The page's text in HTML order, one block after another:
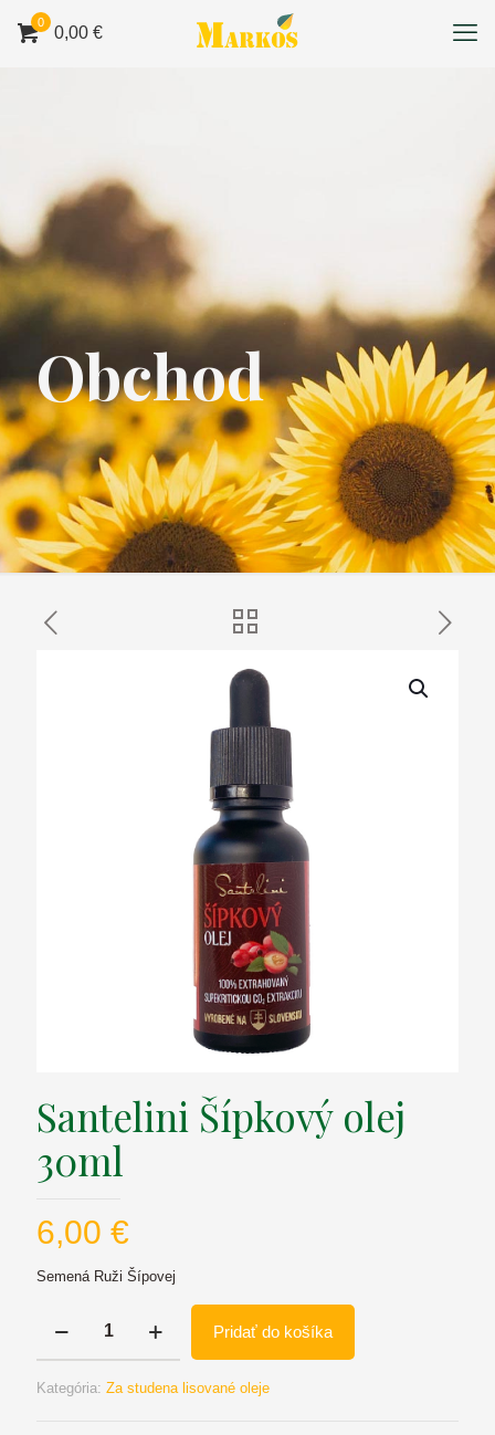
0
0,00 €
Obchod
Santelini Šípkový olej
30ml
6,00 €
Semená Ruži Šípovej
Santelini
Šípkový
30ml
Pridať do košíka
Kategória: Za studena lisované oleje